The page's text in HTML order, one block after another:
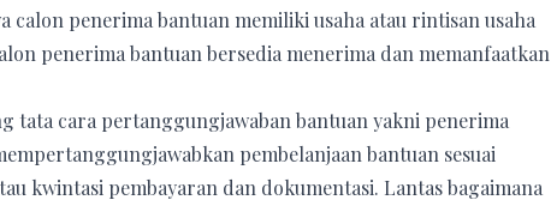
penerima bantuan memiliki usaha atau rintisan usaha
penerima bantuan bersedia menerima dan memanfaatkan
tata cara pertanggungjawaban bantuan yakni penerima
pembelanjaan bantuan sesuai
kwintasi pembayaran dan dokumentasi. Lantas bagaimana